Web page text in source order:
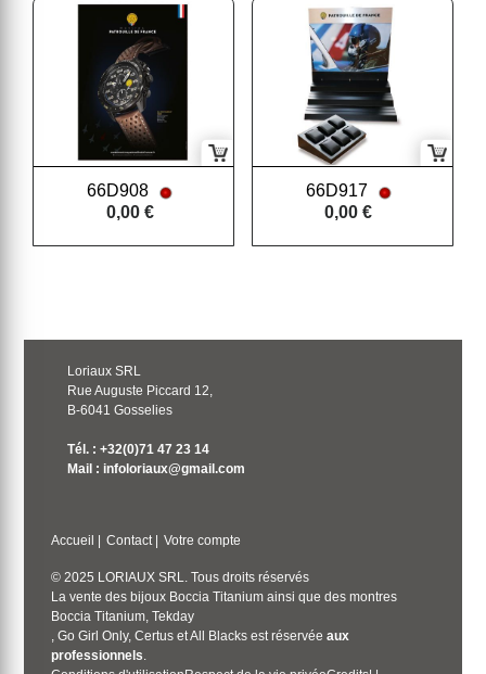
66D908
0,00 €
66D917
0,00 €
Loriaux SRL
Rue Auguste Piccard 12,
B-6041 Gosselies
Tél. : +32(0)71 47 23 14
Mail : infoloriaux@gmail.com
Accueil Contact| Votre compte
© 2025 LORIAUX SRL. Tous droits réservés
La vente des bijoux Boccia Titanium ainsi que des montres
Boccia Titanium, Tekday
, Go Girl Only, Certus et All Blacks est réservéeaux
professionnels.